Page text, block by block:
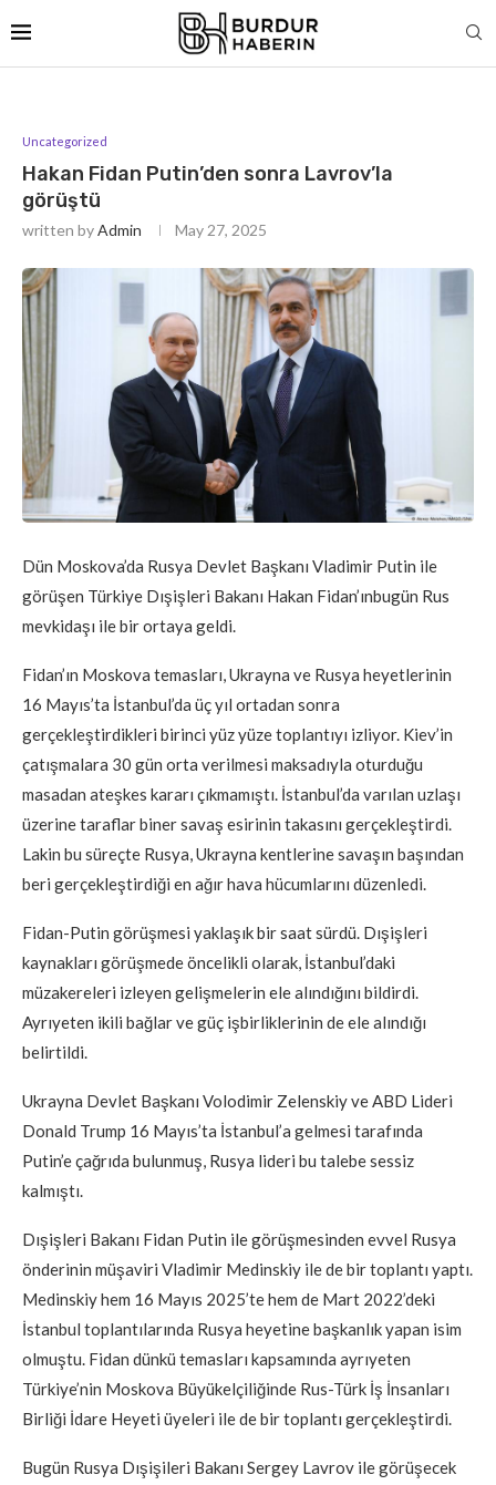
Uncategorized
Hakan Fidan Putin’den sonra Lavrov’la
görüştü
written byAdmin May 27, 2025
Dün Moskova’da Rusya Devlet Başkanı Vladimir Putin ile
görüşen Türkiye Dışişleri Bakanı Hakan Fidan’ınbugün Rus
mevkidaşı ile bir ortaya geldi.
Fidan’ın Moskova temasları, Ukrayna ve Rusya heyetlerinin
16 Mayıs’ta İstanbul’da üç yıl ortadan sonra
gerçekleştirdikleri birinci yüz yüze toplantıyı izliyor. Kiev’in
çatışmalara 30 gün orta verilmesi maksadıyla oturduğu
masadan ateşkes kararı çıkmamıştı. İstanbul’da varılan uzlaşı
üzerine taraflar biner savaş esirinin takasını gerçekleştirdi.
Lakin bu süreçte Rusya, Ukrayna kentlerine savaşın başından
beri gerçekleştirdiği en ağır hava hücumlarını düzenledi.
Fidan-Putin görüşmesi yaklaşık bir saat sürdü. Dışişleri
kaynakları görüşmede öncelikli olarak, İstanbul’daki
müzakereleri izleyen gelişmelerin ele alındığını bildirdi.
Ayrıyeten ikili bağlar ve güç işbirliklerinin de ele alındığı
belirtildi.
Ukrayna Devlet Başkanı Volodimir Zelenskiy ve ABD Lideri
Donald Trump 16 Mayıs’ta İstanbul’a gelmesi tarafında
Putin’e çağrıda bulunmuş, Rusya lideri bu talebe sessiz
kalmıştı.
Dışişleri Bakanı Fidan Putin ile görüşmesinden evvel Rusya
önderinin müşaviri Vladimir Medinskiy ile de bir toplantı yaptı.
Medinskiy hem 16 Mayıs 2025’te hem de Mart 2022’deki
İstanbul toplantılarında Rusya heyetine başkanlık yapan isim
olmuştu. Fidan dünkü temasları kapsamında ayrıyeten
Türkiye’nin Moskova Büyükelçiliğinde Rus-Türk İş İnsanları
Birliği İdare Heyeti üyeleri ile de bir toplantı gerçekleştirdi.
Bugün Rusya Dışişileri Bakanı Sergey Lavrov ile görüşecek